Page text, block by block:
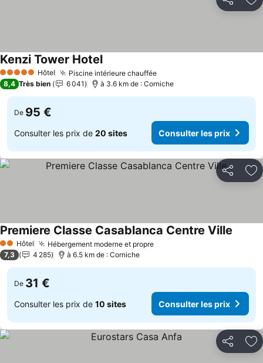
Partager
5 Étoiles Hôtel Piscine intérieure chauffée
Kenzi Tower Hotel
8,4 Très bien 6 041 à 3.6 km de : Corniche
De 95 €
Consulter les prix de 20 sites Consulter les prix
Partager
2 Étoiles
Hôtel Hébergement moderne et propre
Premiere Classe Casablanca Centre Ville
7,3 4 285 à 6.5 km de : Corniche
De 31 €
Consulter les prix de 10 sites Consulter les prix
Partager